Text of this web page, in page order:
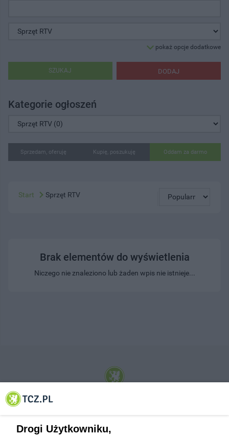
pokaż opcje dodatkowe
DODAJ
SZUKAJ
Kategorie ogłoszeń
Sprzedam, oferuję Kupię, poszukuję Oddam za darmo
Start Sprzęt RTV
Brak elementów do wyświetlenia
Niczego nie znaleziono lub żaden wpis nie istnieje...
© 2001-2026 Tczew - TCZ.PL Sp. z o.o. Internetowy Serwis Informacyjny Miasta
Drogi Użytkowniku,